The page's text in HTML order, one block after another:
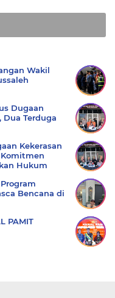
Wakil
Dugaan
Terduga
Kekerasan
Komitmen
Hukum
Bencana di
PAMIT